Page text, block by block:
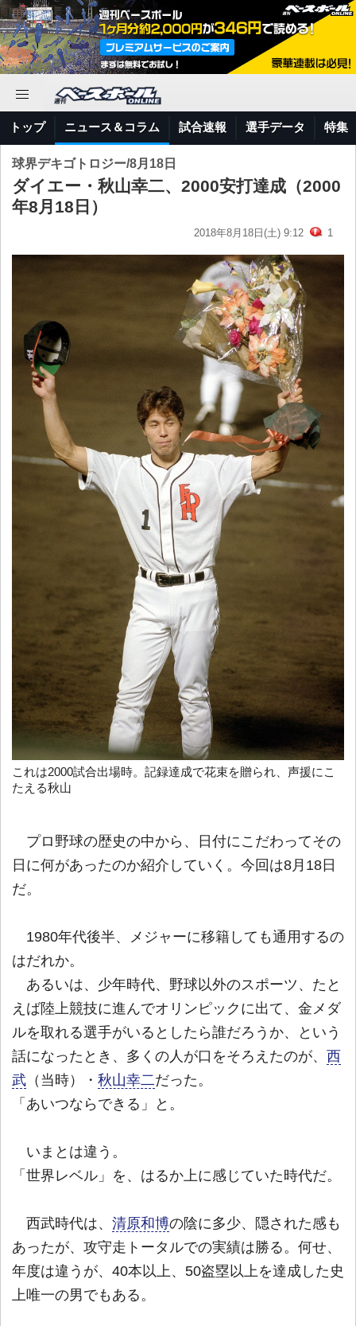
トップ ニュース＆コラム 試合速報 選手データ 特集
球界デキゴトロジー/8月18日
ダイエー・秋山幸二、2000安打達成（2000
年8月18日）
2018年8月18日(土) 9:12 1
これは2000試合出場時。記録達成で花束を贈られ、声援にこ
たえる秋山
プロ野球の歴史の中から、日付にこだわってその
日に何があったのか紹介していく。今回は8月18日
だ。
1980年代後半、メジャーに移籍しても通用するの
はだれか。
あるいは、少年時代、野球以外のスポーツ、たと
えば陸上競技に進んでオリンピックに出て、金メダ
ルを取れる選手がいるとしたら誰だろうか、という
話になったとき、多くの人が口をそろえたのが、 西
武 （当時）・ 秋山幸二だった。
「あいつならできる」と。
いまとは違う。
「世界レベル」を、はるか上に感じていた時代だ。
西武時代は、 清原和博の陰に多少、隠された感も
あったが、攻守走トータルでの実績は勝る。何せ、
年度は違うが、40本以上、50盗塁以上を達成した史
上唯一の男でもある。